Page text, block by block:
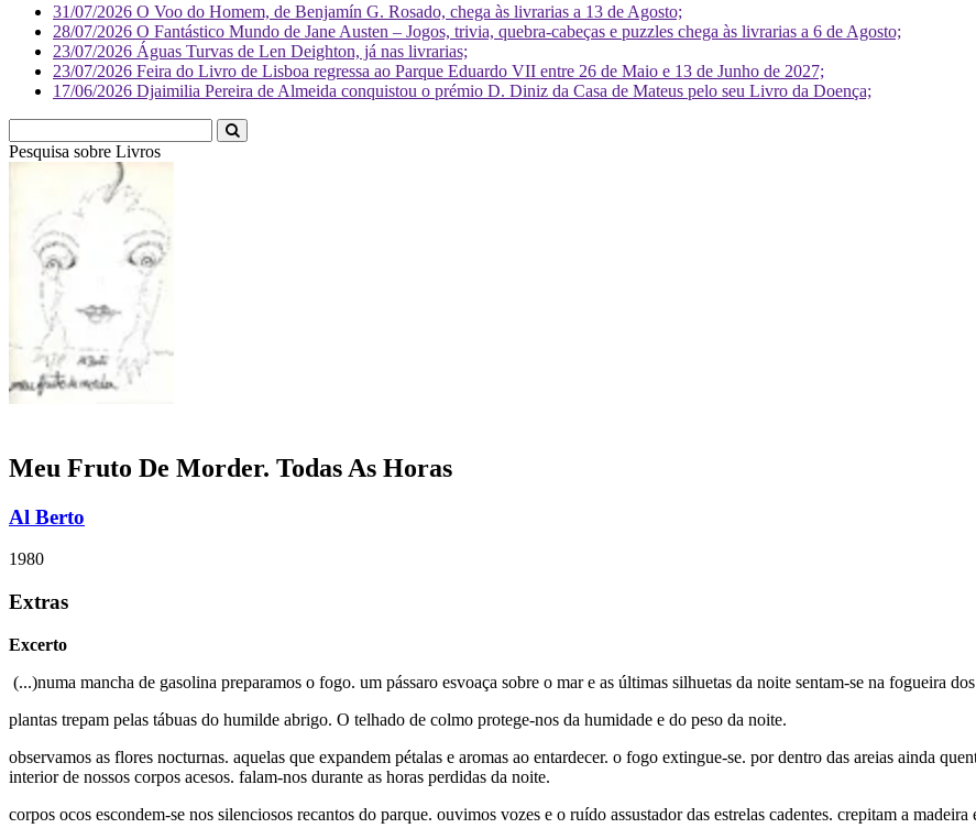
31/07/2026 O Voo do Homem, de Benjamín G. Rosado, chega às livrarias a 13 de Agosto;
28/07/2026 O Fantástico Mundo de Jane Austen – Jogos, trivia, quebra-cabeças e puzzles chega às livrarias a 6 de Agosto;
23/07/2026 Águas Turvas de Len Deighton, já nas livrarias;
23/07/2026 Feira do Livro de Lisboa regressa ao Parque Eduardo VII entre 26 de Maio e 13 de Junho de 2027;
17/06/2026 Djaimilia Pereira de Almeida conquistou o prémio D. Diniz da Casa de Mateus pelo seu Livro da Doença;
Pesquisa sobre Livr
Meu Fruto De Morder. Todas As Horas
Al Berto
1980
Extras
Excerto
(...)numa mancha de gasolina preparamos o fogo. um pássaro esvoaça sobre o mar e as últimas silhuetas da noite sentam-se na fogueira
plantas trepam pelas tábuas do humilde abrigo. O telhado de colmo protege-nos da humidade e do peso da noite.
observamos as flores nocturnas. aquelas que expandem pétalas e aromas ao entardecer. o fogo extingue-se. por dentro das areias ainda
interior de nossos corpos acesos. falam-nos durante as horas perdidas da noite.
corpos ocos escondem-se nos silenciosos recantos do parque. ouvimos vozes e o ruído assustador das estrelas cadentes. crepitam a